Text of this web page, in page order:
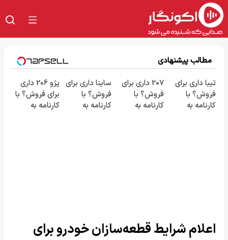
مطالب پیشنهادی
تیبا داری برای
فروش؟ با
کارنامه به
207 داری برای
فروش؟ با
کارنامه به
ساینا داری برای
فروش؟ با
کارنامه به
پژو 206 داری
برای فروش؟ با
کارنامه به
اعلام شرایط قطعه‌سازان خودرو برای